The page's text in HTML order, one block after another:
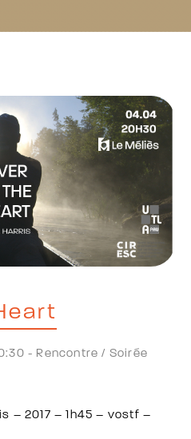
- Rencontre / Soirée
– 2017 – 1h45 – vostf –